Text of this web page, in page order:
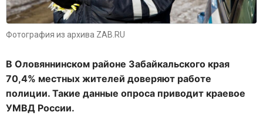
Фотография из архива ZAB.RU
В Оловяннинском районе Забайкальского края
70,4% местных жителей доверяют работе
полиции. Такие данные опроса приводит краевое
УМВД России.